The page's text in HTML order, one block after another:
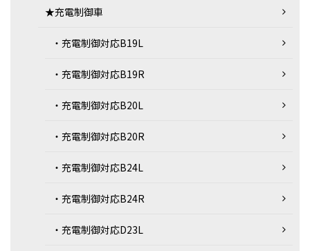
★充電制御車
・充電制御対応B19L
・充電制御対応B19R
・充電制御対応B20L
・充電制御対応B20R
・充電制御対応B24L
・充電制御対応B24R
・充電制御対応D23L